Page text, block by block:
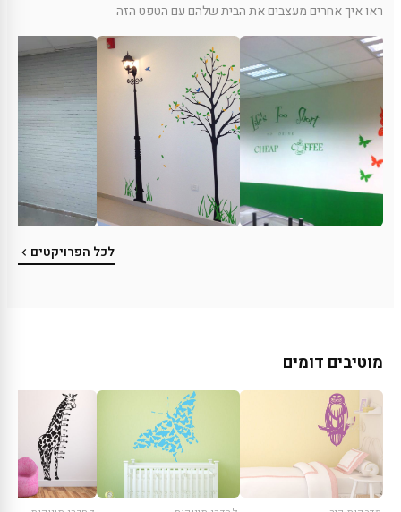
ראו איך אחרים מעצבים את הבית שלהם עם הטפט הזה
לכל הפרויקטים
מוטיבים דומים